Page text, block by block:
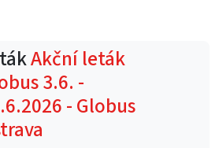
Akční leták
3.6. -
- Globus